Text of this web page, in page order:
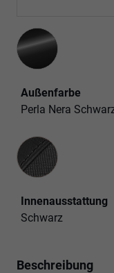
Außenfarbe
Perla Nera
Innenausstattung
Innenausstattung
Schwarz
Beschreibung